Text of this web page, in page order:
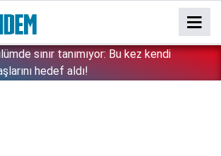
sınır tanımıyor: Bu kez kendi
hedef aldı!